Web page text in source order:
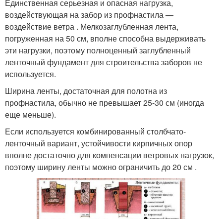
Единственная серьезная и опасная нагрузка,
воздействующая на забор из профнастила —
воздействие ветра . Мелкозаглубленная лента,
погруженная на 50 см, вполне способна выдерживать
эти нагрузки, поэтому полноценный заглубленный
ленточный фундамент для строительства заборов не
используется.
Ширина ленты, достаточная для полотна из
профнастила, обычно не превышает 25-30 см (иногда
еще меньше).
Если используется комбинированный столбчато-
ленточный вариант, устойчивости кирпичных опор
вполне достаточно для компенсации ветровых нагрузок,
поэтому ширину ленты можно ограничить до 20 см .